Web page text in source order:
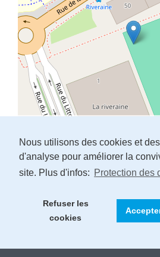
Nous utilisons des cookies et
d'analyse pour améliorer la
site. Plus d'infos: Protection des
Refuser les
cookies